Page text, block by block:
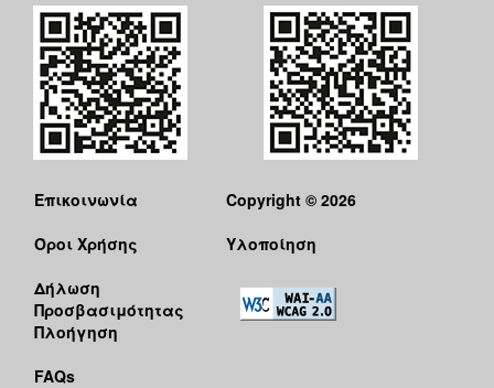
Επικοινωνία
Όροι Χρήσης
Δήλωση
Προσβασιμότητας
Πλοήγηση
FAQs
Copyright © 2026
Υλοποίηση